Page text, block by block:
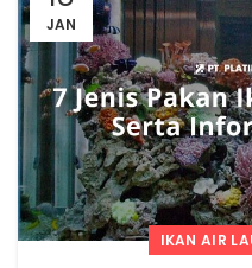
JAN
IKAN AIR